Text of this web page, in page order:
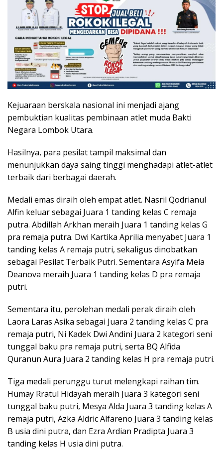
Kejuaraan berskala nasional ini menjadi ajang
pembuktian kualitas pembinaan atlet muda Bakti
Negara Lombok Utara.
Hasilnya, para pesilat tampil maksimal dan
menunjukkan daya saing tinggi menghadapi atlet-atlet
terbaik dari berbagai daerah.
Medali emas diraih oleh empat atlet. Nasril Qodrianul
Alfin keluar sebagai Juara 1 tanding kelas C remaja
putra. Abdillah Arkhan meraih Juara 1 tanding kelas G
pra remaja putra. Dwi Kartika Aprilia menyabet Juara 1
tanding kelas A remaja putri, sekaligus dinobatkan
sebagai Pesilat Terbaik Putri. Sementara Asyifa Meia
Deanova meraih Juara 1 tanding kelas D pra remaja
putri.
Sementara itu, perolehan medali perak diraih oleh
Laora Laras Asika sebagai Juara 2 tanding kelas C pra
remaja putri, Ni Kadek Dwi Andini Juara 2 kategori seni
tunggal baku pra remaja putri, serta BQ Alfida
Quranun Aura Juara 2 tanding kelas H pra remaja putri.
Tiga medali perunggu turut melengkapi raihan tim.
Humay Rratul Hidayah meraih Juara 3 kategori seni
tunggal baku putri, Mesya Alda Juara 3 tanding kelas A
remaja putri, Azka Aldric Alfareno Juara 3 tanding kelas
B usia dini putra, dan Ezra Ardian Pradipta Juara 3
tanding kelas H usia dini putra.